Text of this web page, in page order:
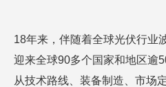
18年来，伴随着全球光伏行业
迎来全球90多个国家和地区逾
从技术路线、装备制造、市场